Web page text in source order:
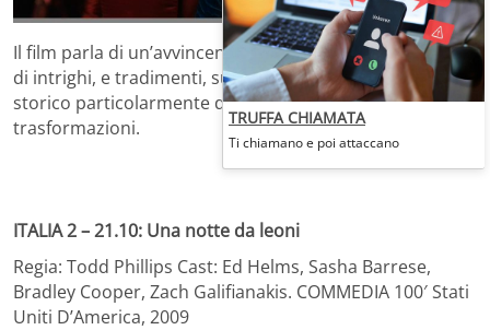
Il film parla di un’avvincente e sensuale storia d’amore,
di intrighi, e tradimenti, sullo sfondo di un momento
storico particolarmente delicato e di grandi
trasformazioni.
ITALIA 2 – 21.10: Una notte da leoni
Regia: Todd Phillips Cast: Ed Helms, Sasha Barrese,
Bradley Cooper, Zach Galifianakis. COMMEDIA 100′ Stati
Uniti D’America, 2009
TRUFFA CHIAMATA
Ti chiamano e poi attaccano